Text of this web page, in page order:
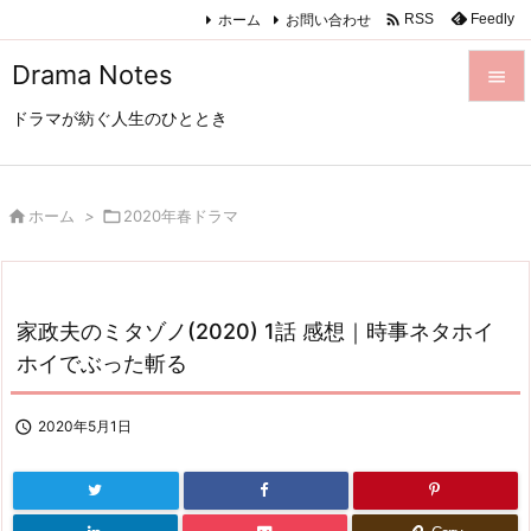
Drama Notes
ドラマが紡ぐ人生のひととき

次へ
検索
ホーム お問い合わせ  RSS Feedly
 ホーム > 2020年春ドラマ
家政夫のミタゾノ(2020) 1話 感想｜時事ネタホイ
ホイでぶった斬る
 2020年5月1日